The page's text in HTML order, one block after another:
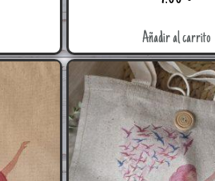
Añadir al carrito